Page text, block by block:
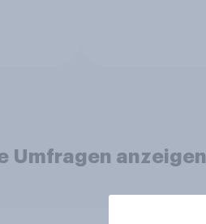
Umfragen anzeigen